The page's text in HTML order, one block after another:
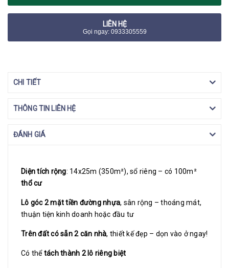
LIÊN HỆ
Gọi ngay: 0933305559
CHI TIẾT
THÔNG TIN LIÊN HỆ
ĐÁNH GIÁ
Diện tích rộng: 14x25m (350m²), sổ riêng – có 100m²
thổ cư
Lô góc 2 mặt tiền đường nhựa, sân rộng – thoáng mát,
thuận tiện kinh doanh hoặc đầu tư
Trên đất có sẵn 2 căn nhà, thiết kế đẹp – dọn vào ở ngay!
Có thểtách thành 2 lô riêng biệt